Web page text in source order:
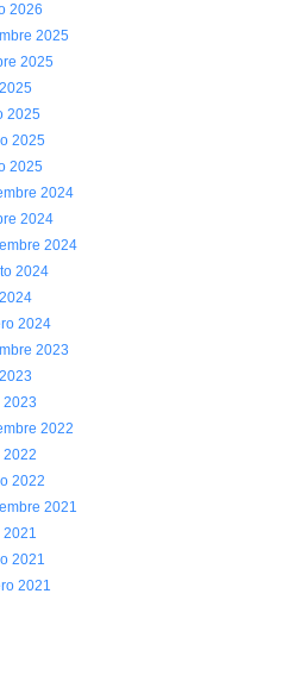
2026
2025
2025
2025
2025
2025
2024
2024
2024
2024
2024
2023
2023
2022
2022
2022
2021
2021
2021
2021